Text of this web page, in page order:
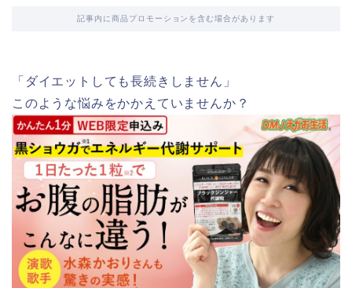
記事内に商品プロモーションを含む場合があります
「ダイエットしても長続きしません」
このような悩みをかかえていませんか？